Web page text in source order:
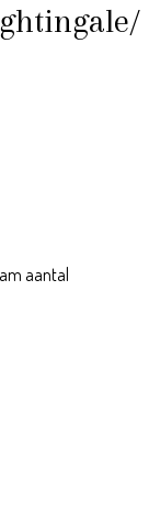
aantal